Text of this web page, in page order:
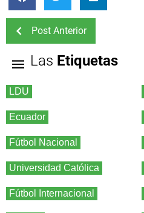
Post Anterior
Las Etiquetas
LDU
Ecuador
Fútbol Nacional
Universidad Católica
Fútbol Internacional